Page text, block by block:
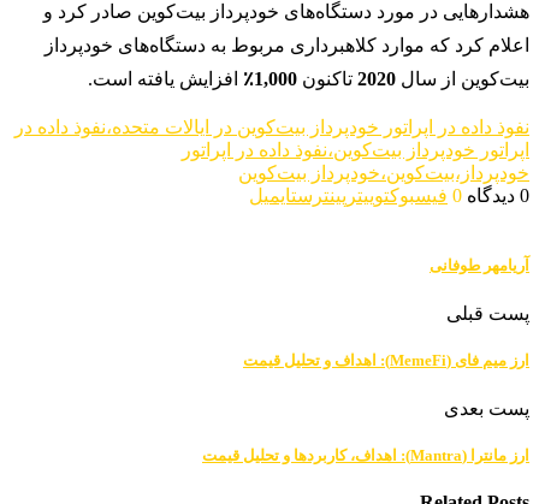
هشدارهایی در مورد دستگاه‌های خودپرداز بیت‌کوین صادر کرد و
اعلام کرد که موارد کلاهبرداری مربوط به دستگاه‌های خودپرداز
بیت‌کوین از سال 2020 تاکنون افزایش یافته است.
نفوذ داده در اپراتور خودپرداز بیت‌کوین در ایالات متحده،نفوذ داده در
اپراتور خودپرداز بیت‌کوین،نفوذ داده در اپراتور
خودپرداز،بیت‌کوین،خودپرداز بیت‌کوین
0 دیدگاه
0 فیسبوکتوییتر پینترستایمیل
آریامهر طوفانی
پست قبلی
ارز میم فای (MemeFi): اهداف و تحلیل قیمت
پست بعدی
ارز مانترا (Mantra): اهداف، کاربردها و تحلیل قیمت